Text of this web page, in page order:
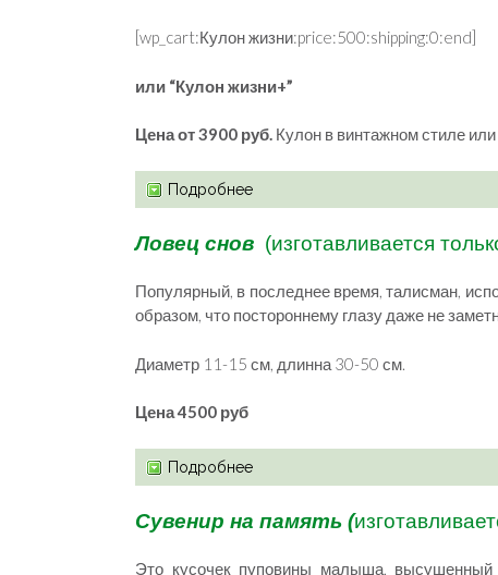
[wp_cart:Кулон жизни:price:500:shipping:0:end]
или “Кулон жизни+”
Цена от 3900 руб. Кулон в винтажном стиле
Подробнее
Ловец снов (изготавливается
Популярный, в последнее время, талисман,
образом, что постороннему глазу даже не
Диаметр 11-15 см, длинна 30-50 см.
Цена 4500 руб
Подробнее
Сувенир на память (
Это кусочек пуповины малыша,